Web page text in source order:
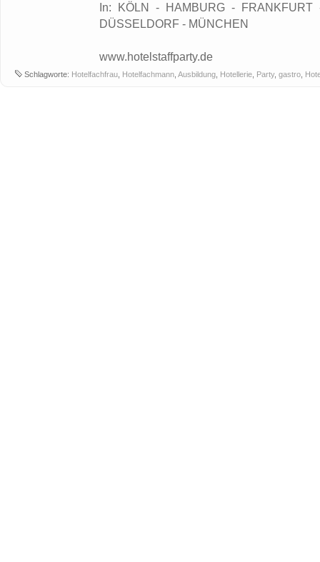
In: KÖLN - HAMBURG -
DÜSSELDORF - MÜNCHEN
www.hotelstaffparty.de
Schlagworte: Hotelfachfrau Hotelfachmann Ausbildung Hotellerie Party, gastro